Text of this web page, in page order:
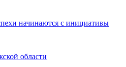
начинаются с инициативы
области